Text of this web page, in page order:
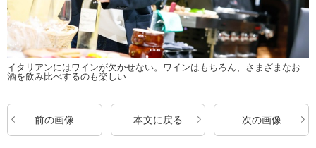
イタリアンにはワインが欠かせない。ワインはもちろん、さまざまなお
酒を飲み比べするのも楽しい
前の画像 本文に戻る 次の画像